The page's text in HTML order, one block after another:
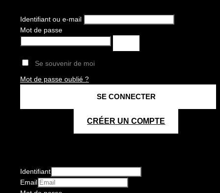
Identifiant ou e-mail
Mot de passe
Se souvenir de moi
Mot de passe oublié ?
CRÉER UN COMPTE
Identifiant
Email